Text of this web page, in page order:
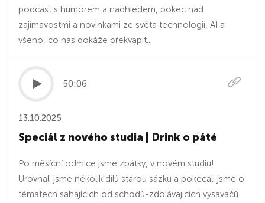
podcast s humorem a nadhledem, pokec nad
zajímavostmi a novinkami ze světa technologií, AI a
všeho, co nás dokáže překvapit...
50:06
13.10.2025
Speciál z nového studia | Drink o páté
Po měsíční odmlce jsme zpátky, v novém studiu!
Urovnali jsme několik dílů starou sázku a pokecali jsme o
tématech sahajících od schodů-zdolávajících vysavačů